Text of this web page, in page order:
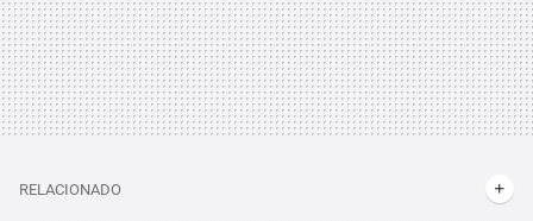
RELACIONADO